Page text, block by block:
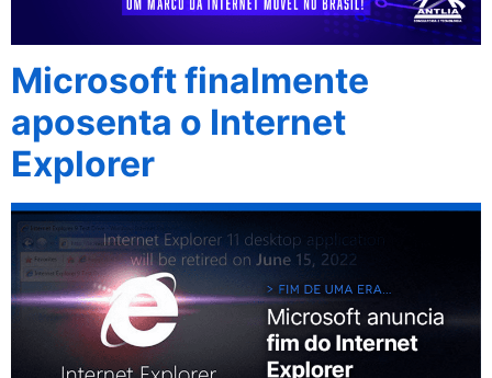
Microsoft finalmente
aposenta o Internet
Explorer